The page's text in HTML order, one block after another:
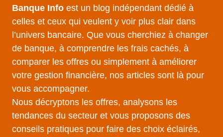
Banque Info est un blog indépendant dédié à
celles et ceux qui veulent y voir plus clair dans
l’univers bancaire. Que vous cherchiez à changer
de banque, à comprendre les frais cachés, à
comparer les offres ou simplement à améliorer
votre gestion financière, nos articles sont là pour
vous accompagner.
Nous décryptons les offres, analysons les
tendances du secteur et vous proposons des
conseils pratiques pour faire des choix éclairés,